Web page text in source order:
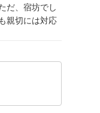
だ、宿坊でし
親切には対応